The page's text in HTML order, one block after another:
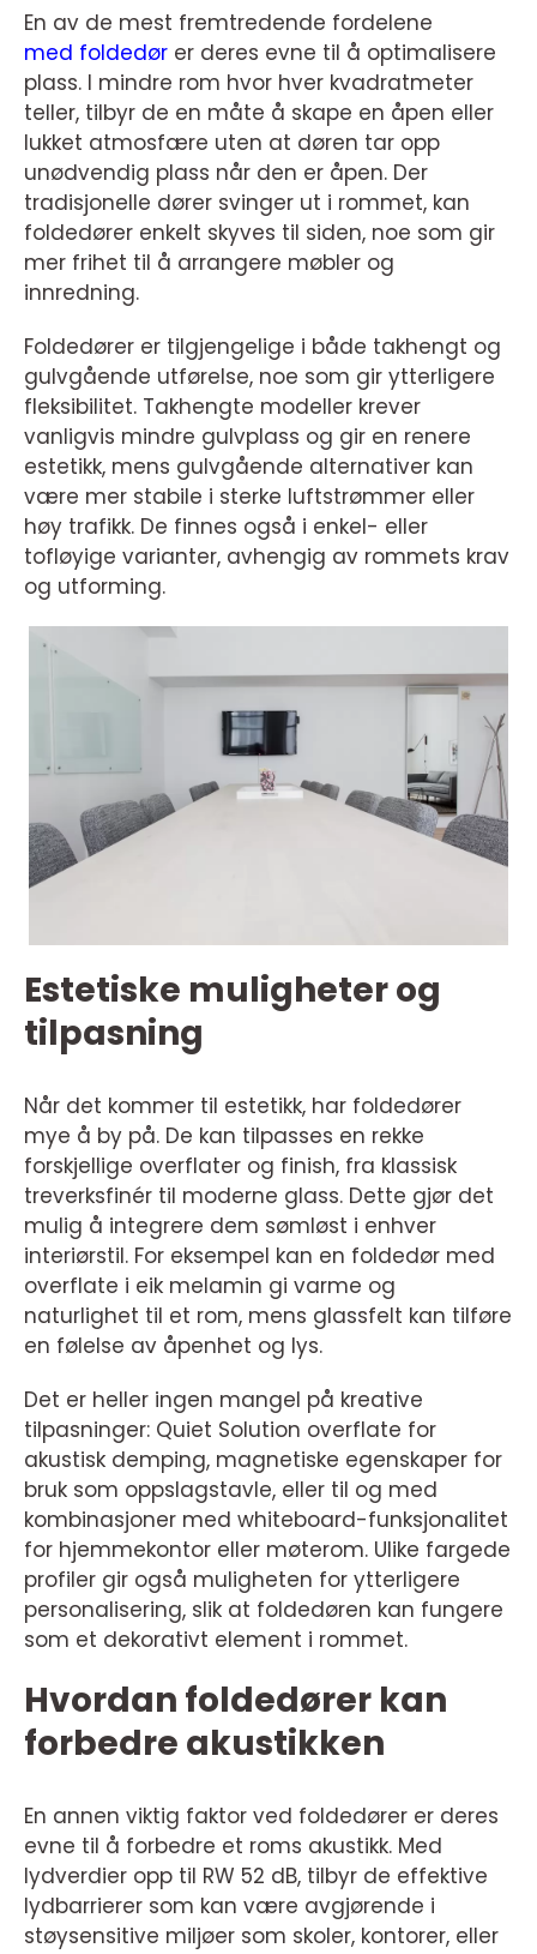
En av de mest fremtredende fordelene
med foldedør er deres evne til å optimalisere
plass. I mindre rom hvor hver kvadratmeter
teller, tilbyr de en måte å skape en åpen eller
lukket atmosfære uten at døren tar opp
unødvendig plass når den er åpen. Der
tradisjonelle dører svinger ut i rommet, kan
foldedører enkelt skyves til siden, noe som gir
mer frihet til å arrangere møbler og
innredning.
Foldedører er tilgjengelige i både takhengt og
gulvgående utførelse, noe som gir ytterligere
fleksibilitet. Takhengte modeller krever
vanligvis mindre gulvplass og gir en renere
estetikk, mens gulvgående alternativer kan
være mer stabile i sterke luftstrømmer eller
høy trafikk. De finnes også i enkel- eller
tofløyige varianter, avhengig av rommets krav
og utforming.
Estetiske muligheter og
tilpasning
Når det kommer til estetikk, har foldedører
mye å by på. De kan tilpasses en rekke
forskjellige overflater og finish, fra klassisk
treverksfinér til moderne glass. Dette gjør det
mulig å integrere dem sømløst i enhver
interiørstil. For eksempel kan en foldedør med
overflate i eik melamin gi varme og
naturlighet til et rom, mens glassfelt kan tilføre
en følelse av åpenhet og lys.
Det er heller ingen mangel på kreative
tilpasninger: Quiet Solution overflate for
akustisk demping, magnetiske egenskaper for
bruk som oppslagstavle, eller til og med
kombinasjoner med whiteboard-funksjonalitet
for hjemmekontor eller møterom. Ulike fargede
profiler gir også muligheten for ytterligere
personalisering, slik at foldedøren kan fungere
som et dekorativt element i rommet.
Hvordan foldedører kan
forbedre akustikken
En annen viktig faktor ved foldedører er deres
evne til å forbedre et roms akustikk. Med
lydverdier opp til RW 52 dB, tilbyr de effektive
lydbarrierer som kan være avgjørende i
støysensitive miljøer som skoler, kontorer, eller